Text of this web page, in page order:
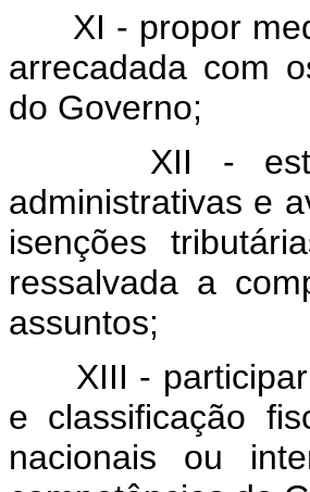
XI - propor
arrecadada com
do Governo;
XII -
administrativas e
isenções
ressalvada a
assuntos;
XIII -
e classificação
nacionais ou